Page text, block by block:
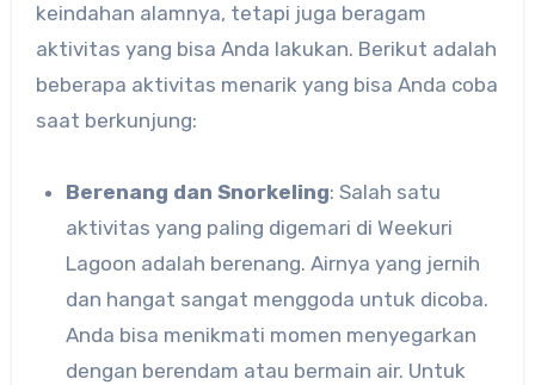
keindahan alamnya, tetapi juga beragam
aktivitas yang bisa Anda lakukan. Berikut adalah
beberapa aktivitas menarik yang bisa Anda coba
saat berkunjung:
Berenang dan Snorkeling: Salah satu
aktivitas yang paling digemari di Weekuri
Lagoon adalah berenang. Airnya yang jernih
dan hangat sangat menggoda untuk dicoba.
Anda bisa menikmati momen menyegarkan
dengan berendam atau bermain air. Untuk